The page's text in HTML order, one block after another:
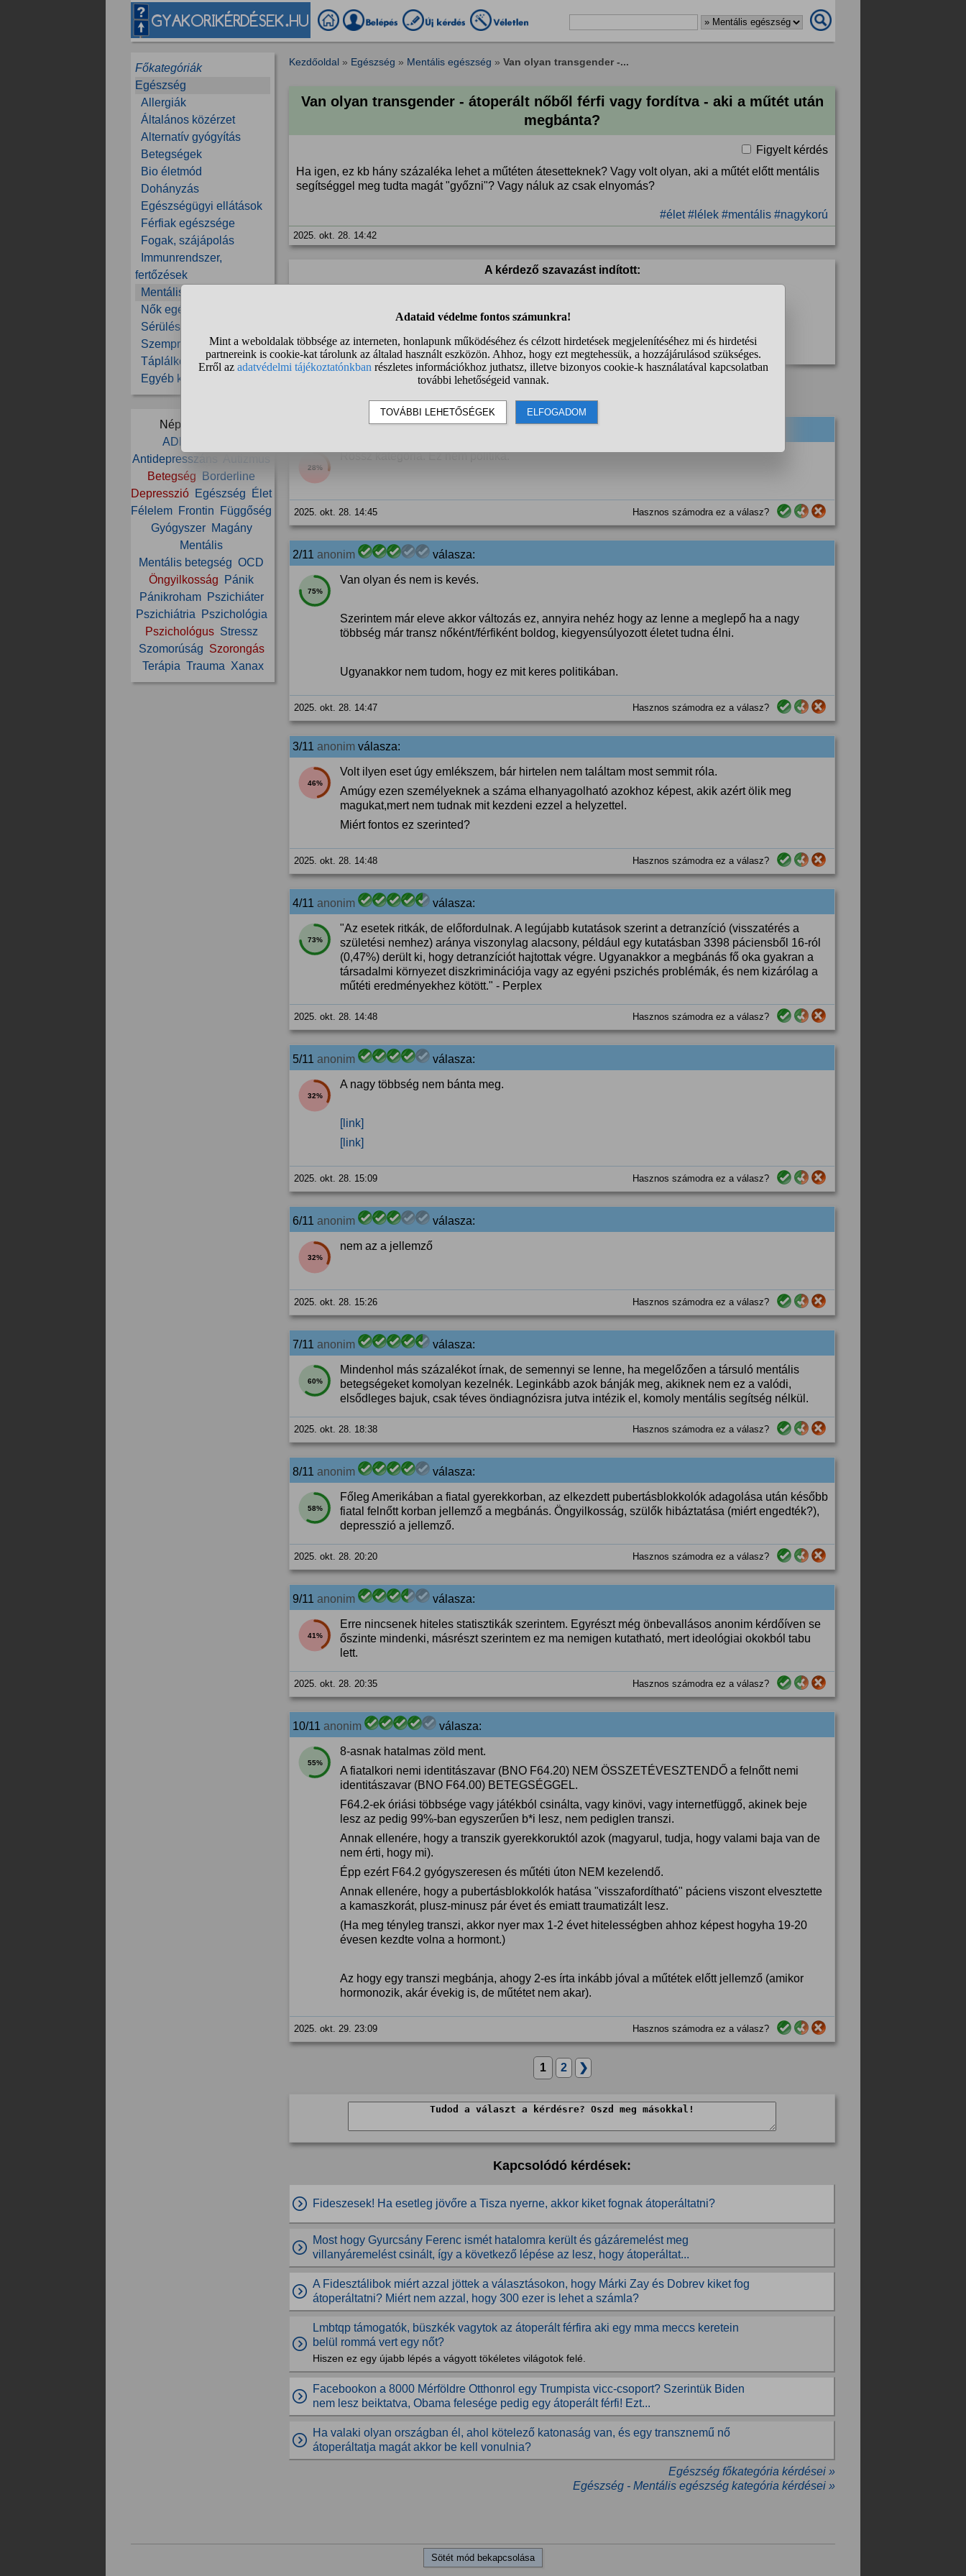
Főkategóriák
Egészség
Allergiák
Általános közérzet
Alternatív gyógyítás
Betegségek
Bio életmód
Dohányzás
Egészségügyi ellátások
Férfiak egészsége
Fogak, szájápolás
Immunrendszer,
fertőzések
Mentális egészség
Nők egészsége
Sérülések, balesetek
Szemproblémák
Táplálkozás
Egyéb kérdések
Népszerű témák:
ADHD
Antidepresszáns
Betegség
Borderline
Depresszió Egészség
Élet
Félelem Frontin
Függőség
Gyógyszer
Magány
Mentális
Mentális betegség OCD
Öngyilkosság
Pánik
Pánikroham
Pszichiáter
Pszichiátria
Pszichológia
Pszichológus Stressz
Szomorúság Szorongás
Terápia Trauma Xanax
Kezdőoldal » Egészség » Mentális egészség » Van olyan transgender -...
Van olyan transgender - átoperált nőből férfi vagy fordítva - aki a műtét után
megbánta?
Figyelt kérdés
Ha igen, ez kb hány százaléka lehet a műtéten átesetteknek? Vagy volt olyan, aki a műtét előtt mentális
segítséggel meg tudta magát "győzni"? Vagy náluk az csak elnyomás?
#élet #lélek #mentális #nagykorú
2025. okt. 28. 14:42
A kérdező szavazást indított:
14 szavazat
28%
Rossz kategória. Ez nem politika.
2025. okt. 28. 14:45 Hasznos számodra ez a válasz?
2/11 anonim válasza:
75%
Van olyan és nem is kevés.
Szerintem már eleve akkor változás ez, annyira nehéz hogy az lenne a meglepő ha a nagy
többség már transz nőként/férfiként boldog, kiegyensúlyozott életet tudna élni.
Ugyanakkor nem tudom, hogy ez mit keres politikában.
2025. okt. 28. 14:47 Hasznos számodra ez a válasz?
3/11 anonim válasza:
46%
Volt ilyen eset úgy emlékszem, bár hirtelen nem találtam most semmit róla.
Amúgy ezen személyeknek a száma elhanyagolható azokhoz képest, akik azért ölik meg
magukat,mert nem tudnak mit kezdeni ezzel a helyzettel.
Miért fontos ez szerinted?
2025. okt. 28. 14:48 Hasznos számodra ez a válasz?
4/11 anonim válasza:
73%
"Az esetek ritkák, de előfordulnak. A legújabb kutatások szerint a detranzíció (visszatérés a
születési nemhez) aránya viszonylag alacsony, például egy kutatásban 3398 páciensből 16-ról
(0,47%) derült ki, hogy detranzíciót hajtottak végre. Ugyanakkor a megbánás fő oka gyakran a
társadalmi környezet diszkriminációja vagy az egyéni pszichés problémák, és nem kizárólag a
műtéti eredményekhez kötött." - Perplex
2025. okt. 28. 14:48 Hasznos számodra ez a válasz?
5/11 anonim válasza:
32%
A nagy többség nem bánta meg.
[link]
[link]
2025. okt. 28. 15:09 Hasznos számodra ez a válasz?
6/11 anonim válasza:
32%
nem az a jellemző
2025. okt. 28. 15:26 Hasznos számodra ez a válasz?
7/11 anonim válasza:
60%
Mindenhol más százalékot írnak, de semennyi se lenne, ha megelőzően a társuló mentális
betegségeket komolyan kezelnék. Leginkább azok bánják meg, akiknek nem ez a valódi,
elsődleges bajuk, csak téves öndiagnózisra jutva intézik el, komoly mentális segítség nélkül.
2025. okt. 28. 18:38 Hasznos számodra ez a válasz?
8/11 anonim válasza:
58%
Főleg Amerikában a fiatal gyerekkorban, az elkezdett pubertásblokkolók adagolása után később
fiatal felnőtt korban jellemző a megbánás. Öngyilkosság, szülők hibáztatása (miért engedték?),
depresszió a jellemző.
2025. okt. 28. 20:20 Hasznos számodra ez a válasz?
9/11 anonim válasza:
41%
Erre nincsenek hiteles statisztikák szerintem. Egyrészt még önbevallásos anonim kérdőíven se
őszinte mindenki, másrészt szerintem ez ma nemigen kutatható, mert ideológiai okokból tabu
lett.
2025. okt. 28. 20:35 Hasznos számodra ez a válasz?
10/11 anonim válasza:
55%
8-asnak hatalmas zöld ment.
A fiatalkori nemi identitászavar (BNO F64.20) NEM ÖSSZETÉVESZTENDŐ a felnőtt nemi
identitászavar (BNO F64.00) BETEGSÉGGEL.
F64.2-ek óriási többsége vagy játékból csinálta, vagy kinövi, vagy internetfüggő, akinek beje
lesz az pedig 99%-ban egyszerűen b*i lesz, nem pediglen transzi.
Annak ellenére, hogy a transzik gyerekkoruktól azok (magyarul, tudja, hogy valami baja van de
nem érti, hogy mi).
Épp ezért F64.2 gyógyszeresen és műtéti úton NEM kezelendő.
Annak ellenére, hogy a pubertásblokkolók hatása "visszafordítható" páciens viszont elvesztette
a kamaszkorát, plusz-minusz pár évet és emiatt traumatizált lesz.
(Ha meg tényleg transzi, akkor nyer max 1-2 évet hitelességben ahhoz képest hogyha 19-20
évesen kezdte volna a hormont.)
Az hogy egy transzi megbánja, ahogy 2-es írta inkább jóval a műtétek előtt jellemző (amikor
hormonozik, akár évekig is, de műtétet nem akar).
2025. okt. 29. 23:09 Hasznos számodra ez a válasz?
1 2 ❯
Kapcsolódó kérdések:
Fideszesek! Ha esetleg jövőre a Tisza nyerne, akkor kiket fognak átoperáltatni?
Most hogy Gyurcsány Ferenc ismét hatalomra került és gázáremelést meg
villanyáremelést csinált, így a következő lépése az lesz, hogy átoperáltat...
A Fidesztálibok miért azzal jöttek a választásokon, hogy Márki Zay és Dobrev kiket fog
átoperáltatni? Miért nem azzal, hogy 300 ezer is lehet a számla?
Lmbtqp támogatók, büszkék vagytok az átoperált férfira aki egy mma meccs keretein
belül rommá vert egy nőt?
Hiszen ez egy újabb lépés a vágyott tökéletes világotok felé.
Facebookon a 8000 Mérföldre Otthonrol egy Trumpista vicc-csoport? Szerintük Biden
nem lesz beiktatva, Obama felesége pedig egy átoperált férfi! Ezt...
Ha valaki olyan országban él, ahol kötelező katonaság van, és egy transznemű nő
átoperáltatja magát akkor be kell vonulnia?
Egészség főkategória kérdései »
Egészség - Mentális egészség kategória kérdései »
Sötét mód bekapcsolása